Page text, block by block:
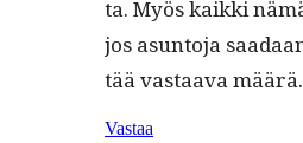
ta. Myös kaik­ki
jos asun­to­ja
tää vas­taa­va määrä.
Vastaa